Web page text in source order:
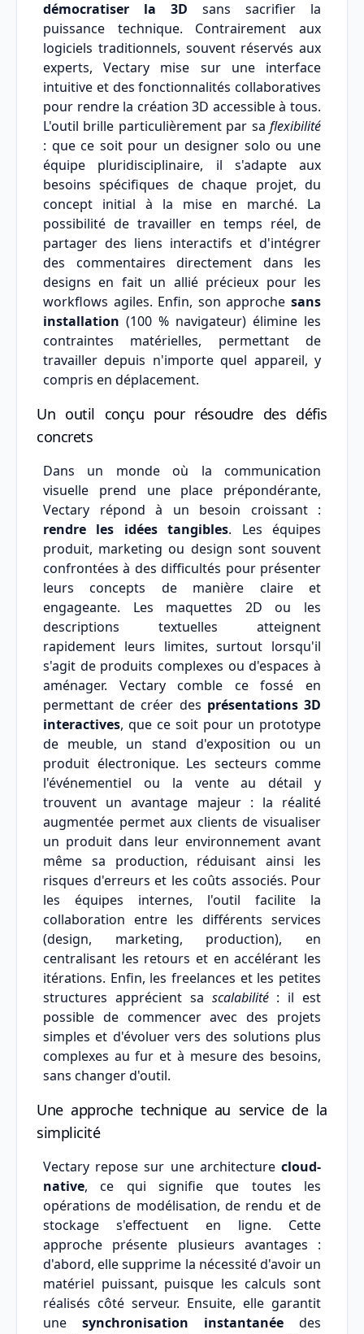
démocratiser la 3D sans sacrifier la
puissance technique. Contrairement aux
logiciels traditionnels, souvent réservés aux
experts, Vectary mise sur une interface
intuitive et des fonctionnalités collaboratives
pour rendre la création 3D accessible à tous.
L'outil brille particulièrement par sa flexibilité
: que ce soit pour un designer solo ou une
équipe pluridisciplinaire, il s'adapte aux
besoins spécifiques de chaque projet, du
concept initial à la mise en marché. La
possibilité de travailler en temps réel, de
partager des liens interactifs et d'intégrer
des commentaires directement dans les
designs en fait un allié précieux pour les
workflows agiles. Enfin, son approche sans
installation (100 % navigateur) élimine les
contraintes matérielles, permettant de
travailler depuis n'importe quel appareil, y
compris en déplacement.
Un outil conçu pour résoudre des défis
concrets
Dans un monde où la communication
visuelle prend une place prépondérante,
Vectary répond à un besoin croissant :
rendre les idées tangibles. Les équipes
produit, marketing ou design sont souvent
confrontées à des difficultés pour présenter
leurs concepts de manière claire et
engageante. Les maquettes 2D ou les
descriptions textuelles atteignent
rapidement leurs limites, surtout lorsqu'il
s'agit de produits complexes ou d'espaces à
aménager. Vectary comble ce fossé en
permettant de créer des présentations 3D
interactives, que ce soit pour un prototype
de meuble, un stand d'exposition ou un
produit électronique. Les secteurs comme
l'événementiel ou la vente au détail y
trouvent un avantage majeur : la réalité
augmentée permet aux clients de visualiser
un produit dans leur environnement avant
même sa production, réduisant ainsi les
risques d'erreurs et les coûts associés. Pour
les équipes internes, l'outil facilite la
collaboration entre les différents services
(design, marketing, production), en
centralisant les retours et en accélérant les
itérations. Enfin, les freelances et les petites
structures apprécient sa scalabilité: il est
possible de commencer avec des projets
simples et d'évoluer vers des solutions plus
complexes au fur et à mesure des besoins,
sans changer d'outil.
Une approche technique au service de la
simplicité
Vectary repose sur une architecture cloud-
native, ce qui signifie que toutes les
opérations de modélisation, de rendu et de
stockage s'effectuent en ligne. Cette
approche présente plusieurs avantages :
d'abord, elle supprime la nécessité d'avoir un
matériel puissant, puisque les calculs sont
réalisés côté serveur. Ensuite, elle garantit
une synchronisation instantanée des